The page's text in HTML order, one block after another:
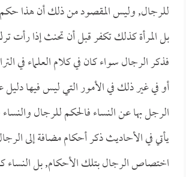
للرجال, وليس المقصود من ذلك أن هذا
بل المرأة كذلك تكفر قبل أن تحنث إذا رأت
فذكر الرجال سواء كان في كلام العلماء في
أو في غير ذلك في الأمور التي ليس فيها
الرجل بها عن النساء فالحكم للرجال
يأتي في الأحاديث ذكر أحكام مضافة إلى
اختصاص الرجال بتلك الأحكام, بل